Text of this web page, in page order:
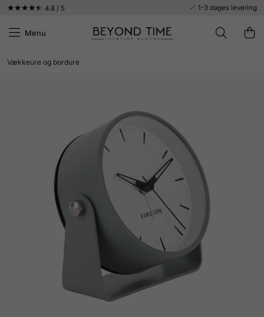
4.8 / 5 1-3 dages levering
Menu
Vækkeure og bordure